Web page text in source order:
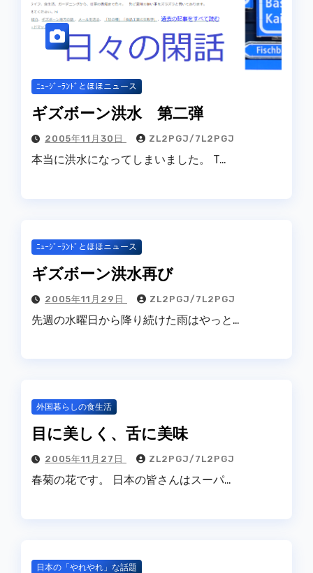
ﾆｭｰｼﾞｰﾗﾝﾄﾞとほほニュース
ギズボーン洪水 第二弾
2005年11月30日 ZL2PGJ/7L2PGJ
本当に洪水になってしまいました。 T…
ﾆｭｰｼﾞｰﾗﾝﾄﾞとほほニュース
ギズボーン洪水再び
2005年11月29日 ZL2PGJ/7L2PGJ
先週の水曜日から降り続けた雨はやっと…
外国暮らしの食生活
目に美しく、舌に美味
2005年11月27日 ZL2PGJ/7L2PGJ
春菊の花です。 日本の皆さんはスーパ…
日本の「やれやれ」な話題